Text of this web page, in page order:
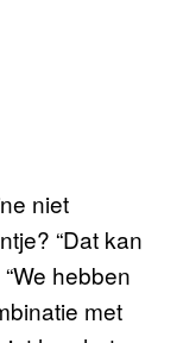
niet
“Dat kan
hebben
met